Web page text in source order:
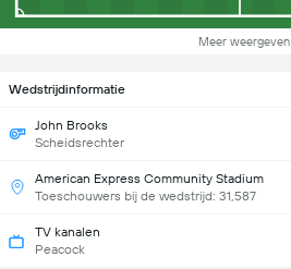
Meer weergeven
Wedstrijdinformatie
John Brooks
Scheidsrechter
American Express Community Stadium
Toeschouwers bij de wedstrijd: 31,587
TV kanalen
Peacock